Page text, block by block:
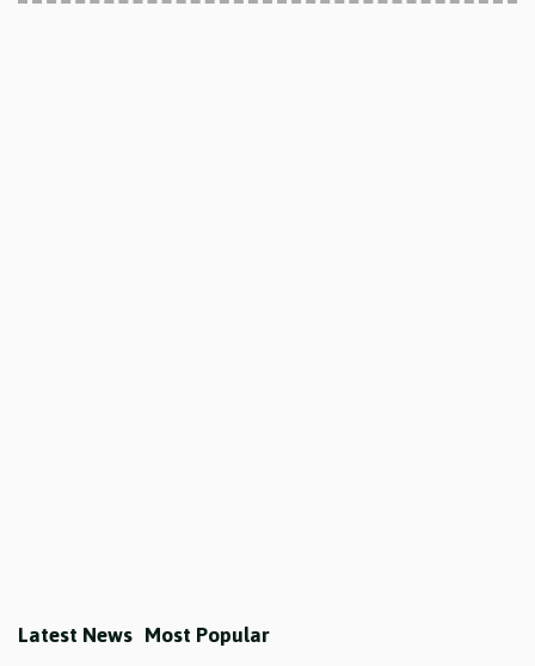
Latest News Most Popular